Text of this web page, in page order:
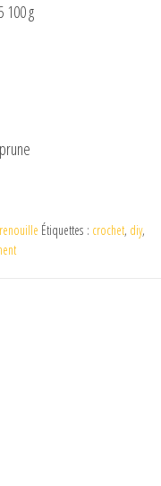
100 g
Étiquettes : crochet, diy,